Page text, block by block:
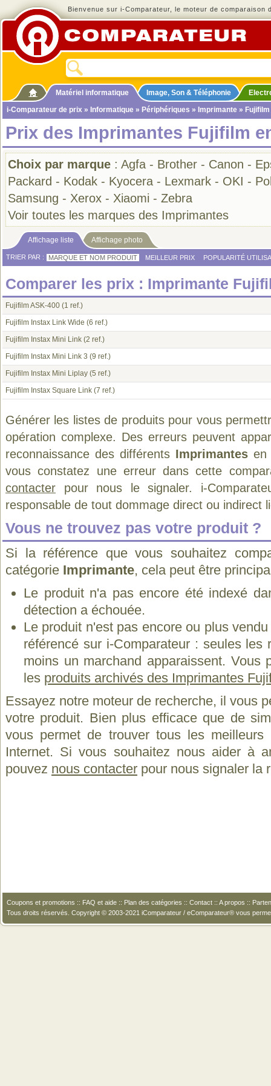
Bienvenue sur i-Comparateur, le moteur de comparaison
Matériel informatique Image, Son & Téléphonie
i-Comparateur de prix » Informatique » Périphériques » Imprimante » Fujifilm
Prix des Imprimantes Fujifilm
Choix par marque : Agfa - Brother - Canon -
Packard - Kodak - Kyocera - Lexmark - OKI -
Samsung - Xerox - Xiaomi - Zebra
Voir toutes les marques des Imprimantes
Affichage liste Affichage photo
TRIER PAR : MARQUE ET NOM PRODUIT MEILLEUR PRIX POPULARITÉ
Comparer les prix : Imprimante
Fujifilm ASK-400 (1 ref.)
Fujifilm Instax Link Wide (6 ref.)
Fujifilm Instax Mini Link (2 ref.)
Fujifilm Instax Mini Link 3 (9 ref.)
Fujifilm Instax Mini Liplay (5 ref.)
Fujifilm Instax Square Link (7 ref.)
Générer les listes de produits pour vous
opération complexe. Des erreurs peuvent
reconnaissance des différents Imprimantesen
vous constatez une erreur dans cette
contacter pour nous le signaler. i-
responsable de tout dommage direct ou indirect
Vous ne trouvez pas votre produit ?
Si la référence que vous souhaitez
catégorie Imprimante, cela peut être
Le produit n'a pas encore été indexé
détection a échouée.
Le produit n'est pas encore ou plus
référencé sur i-Comparateur : seules les
moins un marchand apparaissent. Vous
les produits archivés des Imprimantes
Essayez notre moteur de recherche, il vous
votre produit. Bien plus efficace que de
vous permet de trouver tous les
Internet. Si vous souhaitez nous aider à
pouvez nous contacter pour nous signaler la
Coupons et promotions :: FAQ et aide :: Plan des catégories :: Contact :: A propos ::
Tous droits réservés. Copyright © 2003-2021 iComparateur / eComparateur® vous